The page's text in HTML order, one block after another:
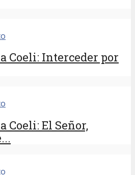
Coeli: Interceder por
Coeli: El Señor,